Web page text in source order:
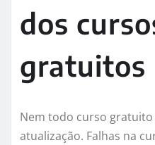
dos
gratuitos
Nem todo curso
atualização. Falhas na